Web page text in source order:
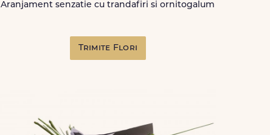
Aranjament senzatie cu trandafiri si ornitogalum
Trimite Flori